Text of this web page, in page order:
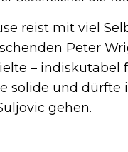
reist mit viel
Peter
– indiskutabel
solide und
gehen.